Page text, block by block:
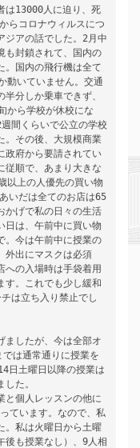
は13000人に迫り、死
らコロナウィルスにつ
ジアの話でした。2月中
も封鎖されて、国内の
。国内の飛行機は全て
動いていません。交通
分しか乗車できず、
から学校が休校にな
間くらいで公立の学校
。その後、大規模商業
政府から要請されてい
従順で、あまり大きな
以上の人優先の買い物
いだは全てのお店は65
かげで私の日々の生活
日は、午前中に買い物
。今は午前中に授業の
外出にマスクは必須
への入場時は手袋着用
す。これでも少し緩和
は立ち入り禁止でし
したが、今は全部オ
は通常通りに授業を
日土曜日以降の授業は
した。
個人レッスンの他に
ています。なので、私
。私は火曜日から土曜
後も授業なし）、9人相